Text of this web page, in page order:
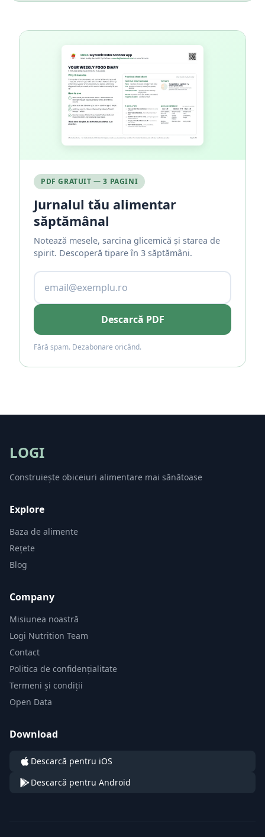
PDF GRATUIT — 3 PAGINI
Jurnalul tău alimentar
săptămânal
Notează mesele, sarcina glicemică și starea de
spirit. Descoperă tipare în 3 săptămâni.
Descarcă PDF
Fără spam. Dezabonare oricând.
LOGI
Construiește obiceiuri alimentare mai sănătoase
Explore
Baza de alimente
Rețete
Blog
Company
Misiunea noastră
Logi Nutrition Team
Contact
Politica de confidențialitate
Termeni și condiții
Open Data
Download
Descarcă pentru iOS
Descarcă pentru Android